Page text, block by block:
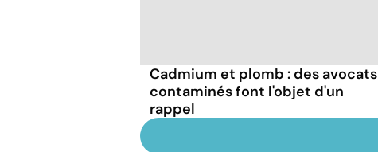
Cadmium et plomb : des avocats
contaminés font l'objet d'un
rappel